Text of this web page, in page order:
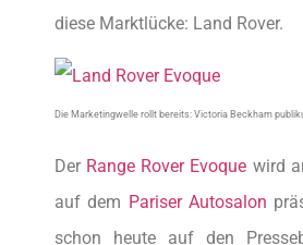
diese Marktlücke: Land Rover.
Die Marketingwelle rollt bereits: Victoria Beckham
Der Range Rover Evoque wird
auf dem Pariser Autosalon
schon heute auf den